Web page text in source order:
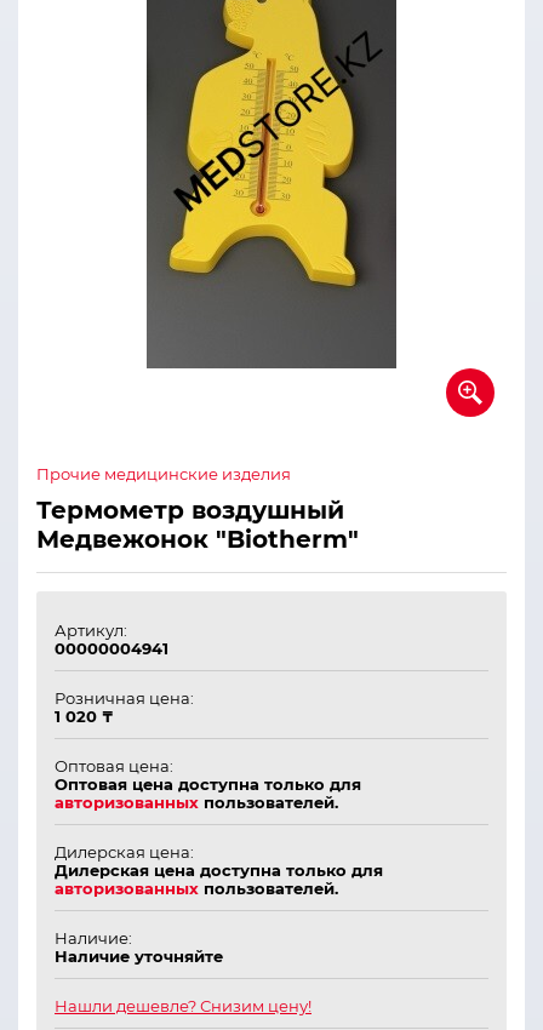
Прочие медицинские изделия
Термометр воздушный
Медвежонок "Biotherm"
Артикул:
00000004941
Розничная цена:
1 020 ₸
Оптовая цена:
Оптовая цена доступна только для
авторизованных пользователей.
Дилерская цена:
Дилерская цена доступна только для
авторизованных пользователей.
Наличие:
Наличие уточняйте
Нашли дешевле? Снизим цену!